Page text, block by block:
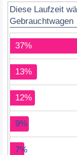
Diese Laufzeit
Gebrauchtwagen
37%
13%
12%
9%
7%